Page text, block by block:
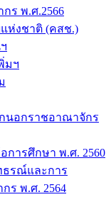
ร พ.ศ.2566
ห่งชาติ (คสช.)
มฯ
นอกราชอาณาจักร
ารศึกษา พ.ศ. 2560
ธรณ์และการ
ร พ.ศ. 2564